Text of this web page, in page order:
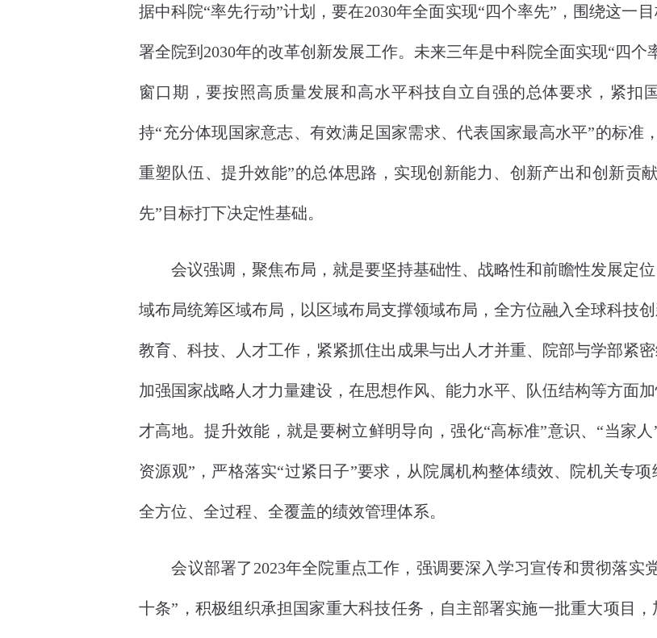
据中科院“率先行动”计划，要在2030年全面实现“四个率先”，围绕这一
署全院到2030年的改革创新发展工作。未来三年是中科院全面实现“四
窗口期，要按照高质量发展和高水平科技自立自强的总体要求，紧扣
持“充分体现国家意志、有效满足国家需求、代表国家最高水平”的标准
重塑队伍、提升效能”的总体思路，实现创新能力、创新产出和创新贡
先”目标打下决定性基础。
会议强调，聚焦布局，就是要坚持基础性、战略性和前瞻性发展定位
域布局统筹区域布局，以区域布局支撑领域布局，全方位融入全球科技
教育、科技、人才工作，紧紧抓住出成果与出人才并重、院部与学部紧
加强国家战略人才力量建设，在思想作风、能力水平、队伍结构等方面
才高地。提升效能，就是要树立鲜明导向，强化“高标准”意识、“当家
资源观”，严格落实“过紧日子”要求，从院属机构整体绩效、院机关专
全方位、全过程、全覆盖的绩效管理体系。
会议部署了2023年全院重点工作，强调要深入学习宣传和贯彻落实
十条”，积极组织承担国家重大科技任务，自主部署实施一批重大项目